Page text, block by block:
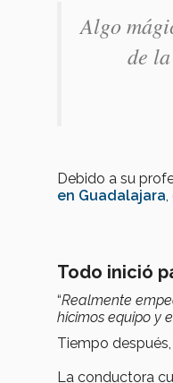
Algo
de
Debido a su
en Guadalajara
Todo inició
“Realmente
hicimos equipo y
Tiempo después,
La conductora